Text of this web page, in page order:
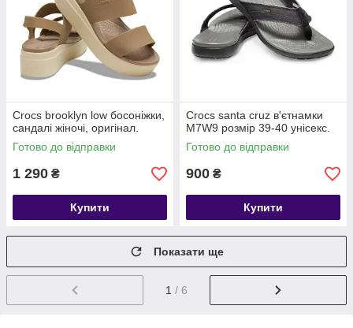
Crocs brooklyn low босоніжки,
сандалі жіночі, оригінал.
Готово до відправки
1 290 ₴
Купити
Crocs santa cruz в'єтнамки
М7W9 розмір 39-40 унісекс.
Готово до відправки
900 ₴
Купити
Показати ще
1 / 6